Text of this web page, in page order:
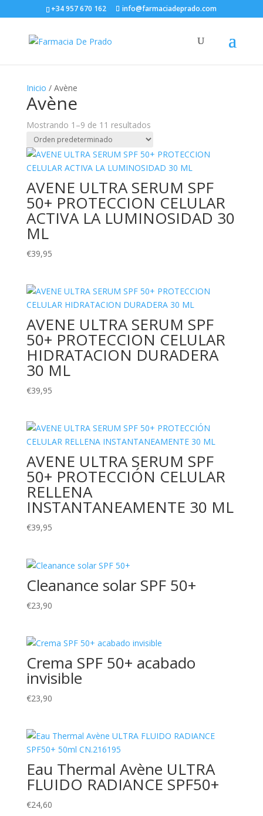
+34 957 670 162 info@farmaciadeprado.com
Inicio / Avène
Avène
Mostrando 1–9 de 11 resultados
AVENE ULTRA SERUM SPF
50+ PROTECCION CELULAR
ACTIVA LA LUMINOSIDAD 30
ML
€39,95
AVENE ULTRA SERUM SPF
50+ PROTECCION CELULAR
HIDRATACION DURADERA
30 ML
€39,95
AVENE ULTRA SERUM SPF
50+ PROTECCIÓN CELULAR
RELLENA
INSTANTANEAMENTE 30 ML
€39,95
Cleanance solar SPF 50+
€23,90
Crema SPF 50+ acabado
invisible
€23,90
Eau Thermal Avène ULTRA
FLUIDO RADIANCE SPF50+
€24,60